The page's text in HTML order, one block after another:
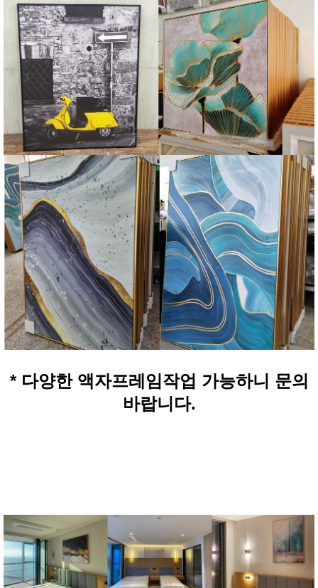
* 다양한 액자프레임작업 가능하니 문의
바랍니다.